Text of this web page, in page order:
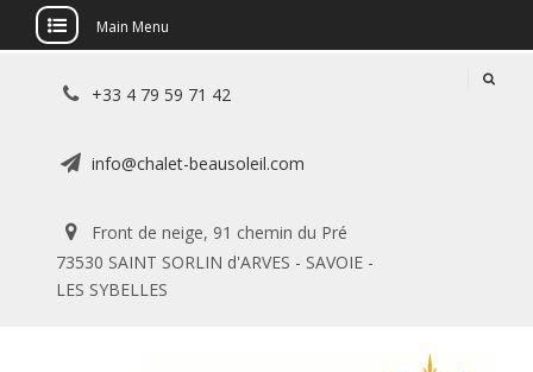
Main Menu
+33 4 79 59 71 42
info@chalet-beausoleil.com
Front de neige, 91 chemin du Pré
73530 SAINT SORLIN d'ARVES - SAVOIE -
LES SYBELLES